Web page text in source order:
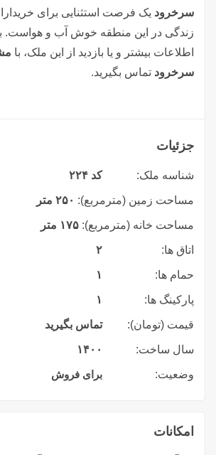
سرخرود یک فرصت استثنایی برای
زندگی در این منطقه خوش آب و
اطلاعات بیشتر و یا بازدید از این ملک، با
سرخرود تماس بگیرید.
جزئیات
شناسه ملک: کد ۲۲۴
مساحت زمین (مترمربع): ۲۵۰ متر
مساحت خانه (مترمربع): ۱۷۵ متر
اتاق ها: ۲
حمام ها: ۱
پارکینگ ها: ۱
قیمت (تومان): تماس بگیرید
سال ساخت: ۱۴۰۰
وضعیت: برای فروش
امکانات